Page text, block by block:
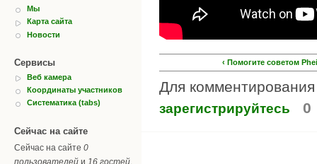
Мы
Карта сайта
Новости
Сервисы
Веб камера
Координаты участников
Систематика (tabs)
Сейчас на сайте
Сейчас на сайте 0
пользователей и 16 гостей
‹ Помогите советом
Для
зарегистрируйтесь 0